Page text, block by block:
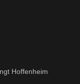
Hoffenheim